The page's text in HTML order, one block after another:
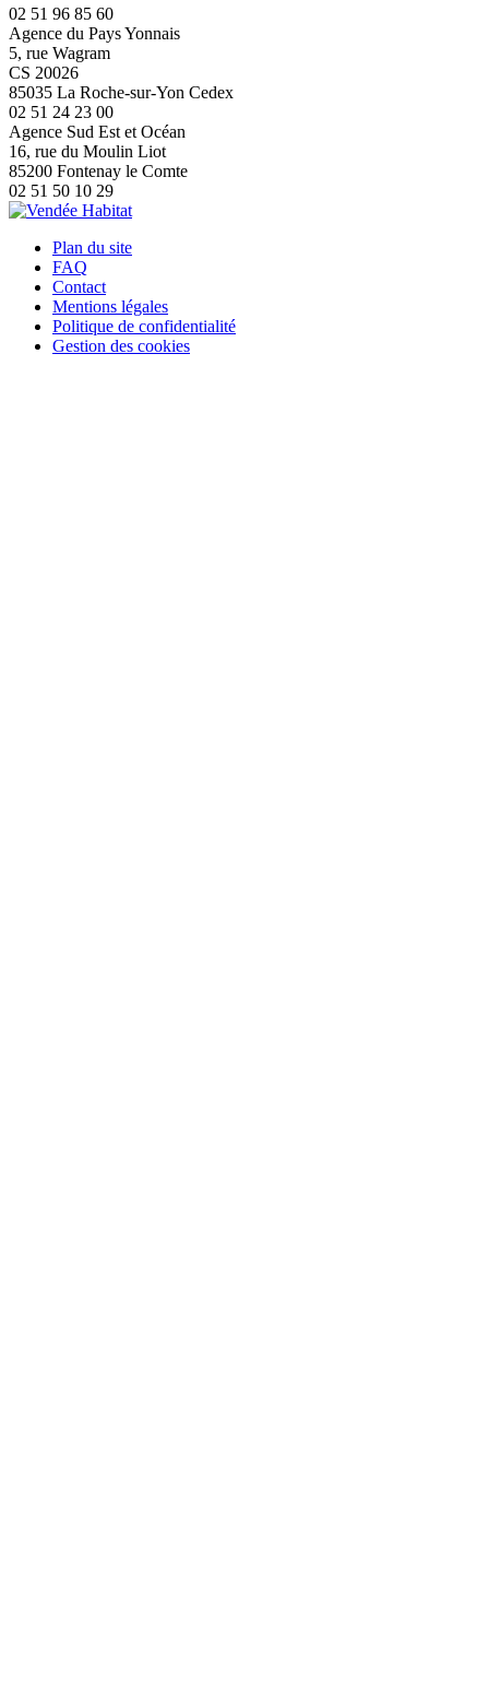
02 51 96 85 60
Agence du Pays Yonnais
5, rue Wagram
CS 20026
85035 La Roche-sur-Yon Cedex
02 51 24 23 00
Agence Sud Est et Océan
16, rue du Moulin Liot
85200 Fontenay le Comte
02 51 50 10 29
Plan du site
FAQ
Contact
Mentions légales
Politique de confidentialité
Gestion des cookies